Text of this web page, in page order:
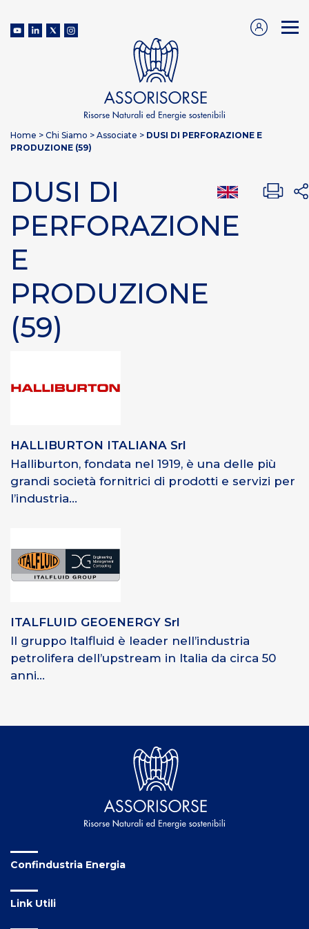
Home > Chi Siamo > Associate > DUSI DI PERFORAZIONE E
PRODUZIONE (59)
DUSI DI
PERFORAZIONE
E
PRODUZIONE
(59)
HALLIBURTON ITALIANA Srl
Halliburton, fondata nel 1919, è una delle più
grandi società fornitrici di prodotti e servizi per
l’industria...
ITALFLUID GEOENERGY Srl
Il gruppo Italfluid è leader nell’industria
petrolifera dell’upstream in Italia da circa 50
anni...
Confindustria Energia
Link Utili